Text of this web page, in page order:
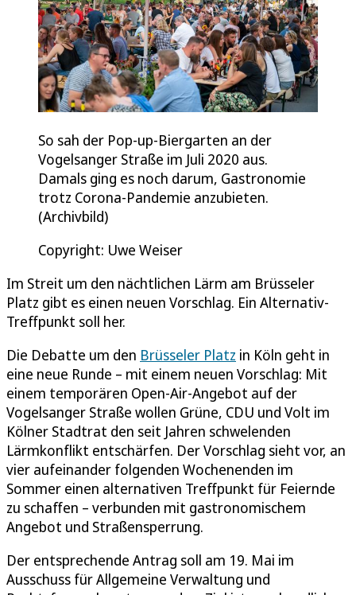
So sah der Pop-up-Biergarten an der
Vogelsanger Straße im Juli 2020 aus.
Damals ging es noch darum, Gastronomie
trotz Corona-Pandemie anzubieten.
(Archivbild)
Copyright: Uwe Weiser
Im Streit um den nächtlichen Lärm am Brüsseler
Platz gibt es einen neuen Vorschlag. Ein Alternativ-
Treffpunkt soll her.
Die Debatte um den Brüsseler Platz in Köln geht in
eine neue Runde – mit einem neuen Vorschlag: Mit
einem temporären Open-Air-Angebot auf der
Vogelsanger Straße wollen Grüne, CDU und Volt im
Kölner Stadtrat den seit Jahren schwelenden
Lärmkonflikt entschärfen. Der Vorschlag sieht vor, an
vier aufeinander folgenden Wochenenden im
Sommer einen alternativen Treffpunkt für Feiernde
zu schaffen – verbunden mit gastronomischem
Angebot und Straßensperrung.
Der entsprechende Antrag soll am 19. Mai im
Ausschuss für Allgemeine Verwaltung und